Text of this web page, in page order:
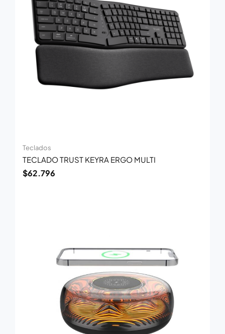
Teclados
TECLADO TRUST KEYRA ERGO MULTI
$62.796